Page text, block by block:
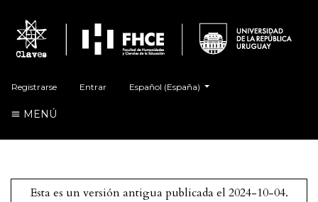
Registrarse Entrar Español (España)
MENÚ
Esta es un versión antigua publicada el 2024-10-04.